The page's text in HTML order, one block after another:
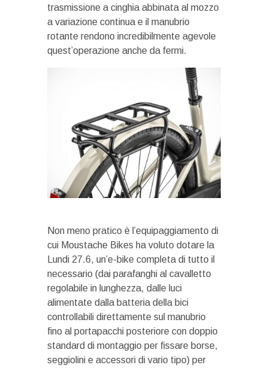
trasmissione a cinghia abbinata al mozzo
a variazione continua e il manubrio
rotante rendono incredibilmente agevole
quest’operazione anche da fermi.
Non meno pratico è l’equipaggiamento di
cui Moustache Bikes ha voluto dotare la
Lundi 27.6, un’e-bike completa di tutto il
necessario (dai parafanghi al cavalletto
regolabile in lunghezza, dalle luci
alimentate dalla batteria della bici
controllabili direttamente sul manubrio
fino al portapacchi posteriore con doppio
standard di montaggio per fissare borse,
seggiolini e accessori di vario tipo) per